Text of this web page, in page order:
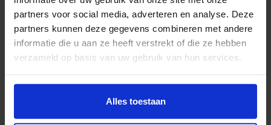
partners voor social media, adverteren en analyse. Deze
partners kunnen deze gegevens combineren met andere
informatie die u aan ze heeft verstrekt of die ze hebben
verzameld op basis van uw gebruik van hun services.
Wil je meer weten of de voorkeur aanpassen, bekijk dan
https://www.hku.nl/privacy-statement-en-
Alles toestaan